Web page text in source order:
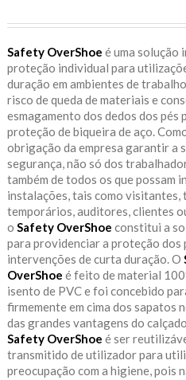
Safety OverShoe é uma solução
proteção individual para
duração em ambientes de
risco de queda de materiais e
esmagamento dos dedos dos pés
proteção de biqueira de aço.
obrigação da empresa garantir a
segurança, não só dos
também de todos os que possam
instalações, tais como visitantes,
temporários, auditores, clientes
o Safety OverShoe constitui a
para providenciar a proteção dos
intervenções de curta duração. O
OverShoe é feito de material
isento de PVC e foi concebido
firmemente em cima dos sapatos
das grandes vantagens do
Safety OverShoe é ser
transmitido de utilizador para
preocupação com a higiene, pois